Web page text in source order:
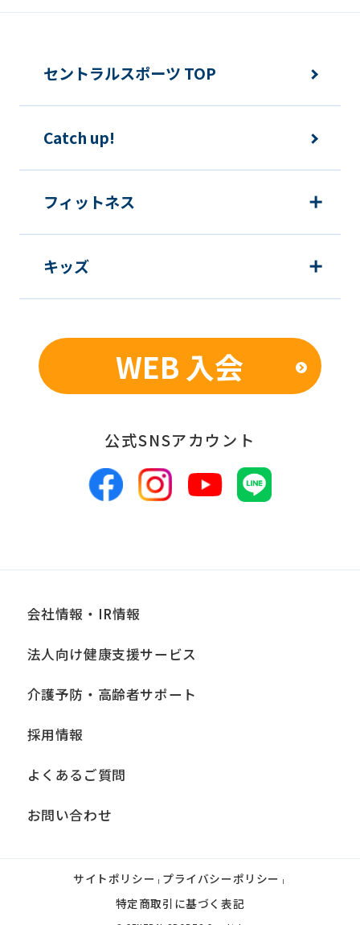
セントラルスポーツ TOP
Catch up!
フィットネス
キッズ
WEB 入会
公式SNSアカウント
会社情報・IR情報
法人向け健康支援サービス
介護予防・高齢者サポート
採用情報
よくあるご質問
お問い合わせ
サイトポリシー | プライバシーポリシー |
特定商取引に基づく表記